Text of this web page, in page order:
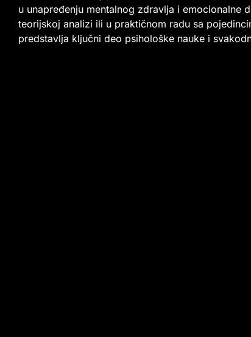
u unapređenju mentalnog zdravlja i emocionalne
teorijskoj analizi ili u praktičnom radu sa
predstavlja ključni deo psihološke nauke i